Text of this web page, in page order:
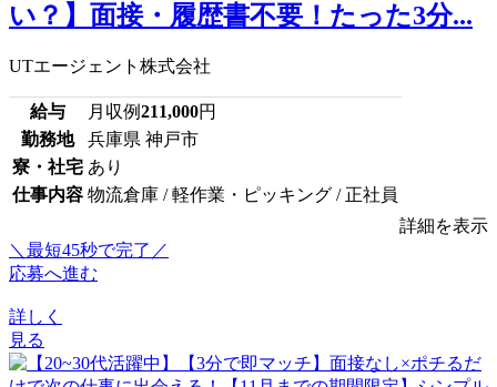
い？】面接・履歴書不要！たった3分...
UTエージェント株式会社
給与 月収例211,000円
勤務地
兵庫県 神戸市
寮・社宅 あり
仕事内容 物流倉庫 / 軽作業・ピッキング / 正社員
詳細を表示
＼最短45秒で完了／
応募へ進む
詳しく
見る